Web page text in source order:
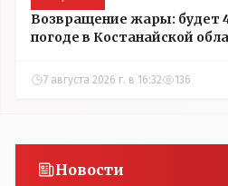
Возвращение жары: будет
погоде в Костанайской
7 августа 2026 г. в 16:32 136
Новости